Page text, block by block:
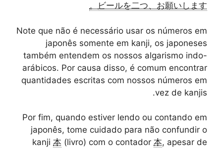
ビールを二つ、お願いします。
Note que não é necessário usar os números em
japonês somente em kanji, os japoneses
também entendem os nossos algarismo indo-
arábicos. Por causa disso, é comum encontrar
quantidades escritas com nossos números em
vez de kanjis.
Por fim, quando estiver lendo ou contando em
japonês, tome cuidado para não confundir o
kanji本(livro) com o contador本 , apesar de